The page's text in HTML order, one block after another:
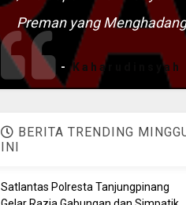
Preman yang Menghadang
-Kaharudinsyah
BERITA TRENDING
INI
Satlantas Polresta Tanjungpinang